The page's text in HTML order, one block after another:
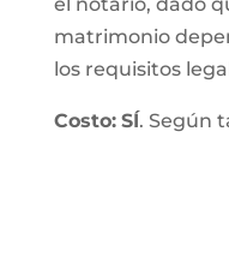
matrimonio
los requisitos
Costo: SÍ. Según